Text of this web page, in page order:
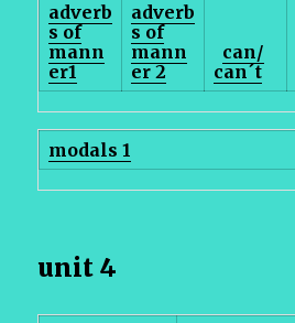
adverb
s of
mann
er1
adverb
s of
mann
er 2
can/
can´t
modals 1
unit 4